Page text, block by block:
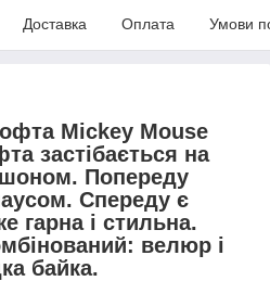
Доставка Оплата Умови
Mickey Mouse
застібається на
Попереду
Спереду є
гарна і стильна.
велюр і
байка.